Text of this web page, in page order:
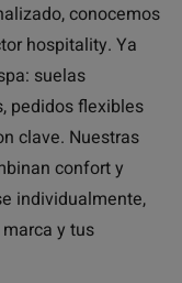
conocemos
hospitality. Ya
suelas
pedidos flexibles
clave. Nuestras
confort y
individualmente,
y tus